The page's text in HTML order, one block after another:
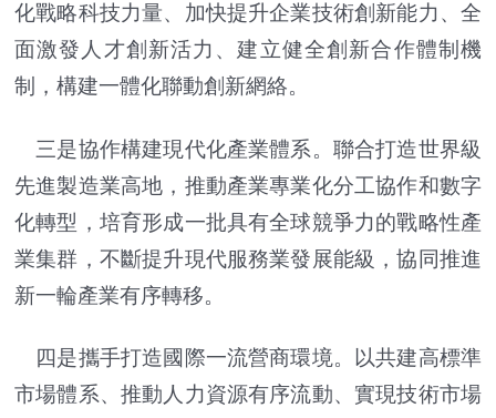
化戰略科技力量、加快提升企業技術創新能力、全
面激發人才創新活力、建立健全創新合作體制機
制，構建一體化聯動創新網絡。
三是協作構建現代化產業體系。聯合打造世界級
先進製造業高地，推動產業專業化分工協作和數字
化轉型，培育形成一批具有全球競爭力的戰略性產
業集群，不斷提升現代服務業發展能級，協同推進
新一輪產業有序轉移。
四是攜手打造國際一流營商環境。以共建高標準
市場體系、推動人力資源有序流動、實現技術市場